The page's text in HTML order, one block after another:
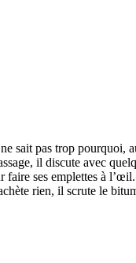
sait pas trop pourquoi,
il discute avec
ses emplettes à
rien, il scrute le